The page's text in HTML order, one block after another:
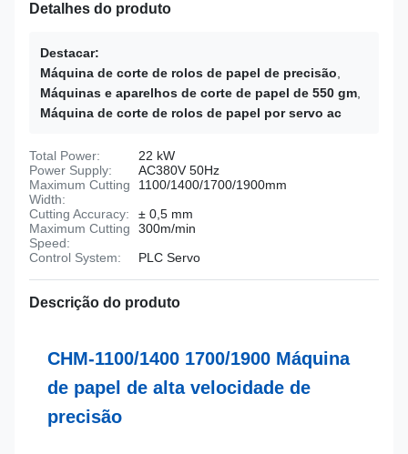
Detalhes do produto
Destacar:
Máquina de corte de rolos de papel de precisão
Máquinas e aparelhos de corte de papel de 550 gm
Máquina de corte de rolos de papel por servo ac
Total Power:
22 kW
Power Supply:
AC380V 50Hz
Maximum Cutting
Width:
1100/1400/1700/1900mm
Cutting Accuracy:
± 0,5 mm
Maximum Cutting
Speed:
300m/min
Control System:
PLC Servo
Descrição do produto
CHM-1100/1400 1700/1900 Máquina
de papel de alta velocidade de
precisão